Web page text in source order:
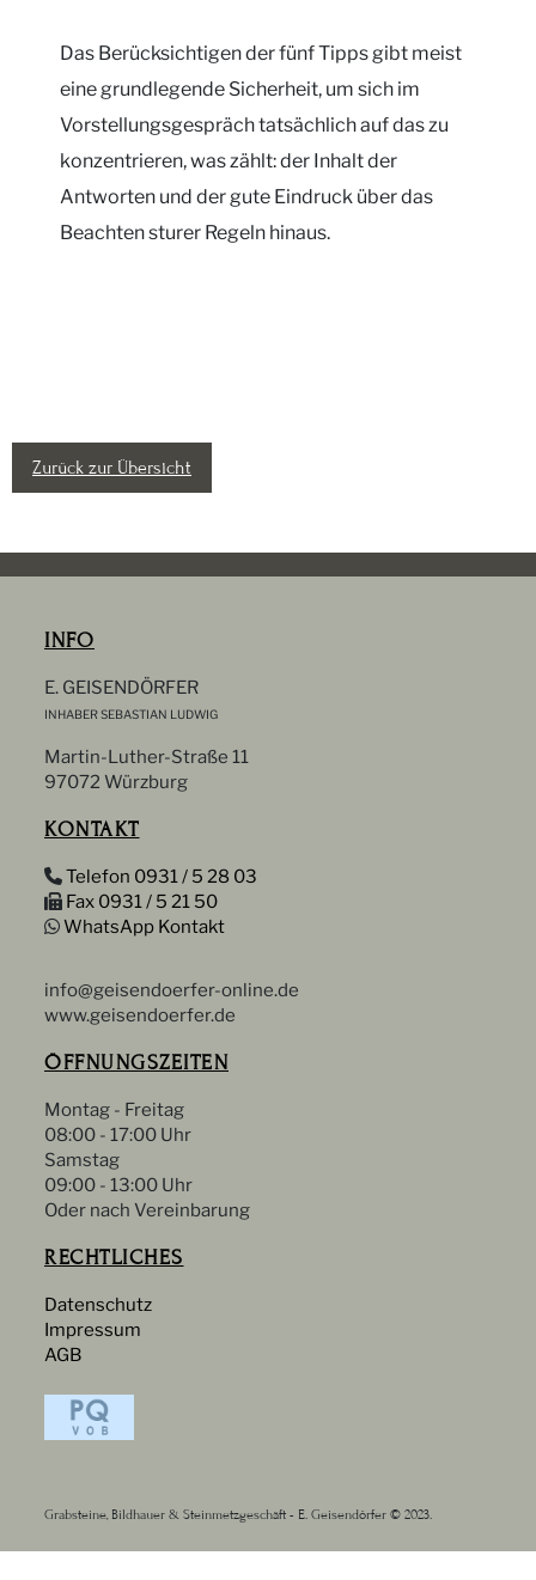
Zurück zur Übersicht
Das Berücksichtigen der fünf Tipps gibt meist
eine grundlegende Sicherheit, um sich im
Vorstellungsgespräch tatsächlich auf das zu
konzentrieren, was zählt: der Inhalt der
Antworten und der gute Eindruck über das
Beachten sturer Regeln hinaus.
INFO
E. GEISENDÖRFER
INHABER SEBASTIAN LUDWIG
Martin-Luther-Straße 11
97072 Würzburg
KONTAKT
Telefon 0931 / 5 28 03
Fax 0931 / 5 21 50
WhatsApp Kontakt
info@geisendoerfer-online.de
www.geisendoerfer.de
ÖFFNUNGSZEITEN
Montag - Freitag
08:00 - 17:00 Uhr
Samstag
09:00 - 13:00 Uhr
Oder nach Vereinbarung
RECHTLICHES
Datenschutz
Impressum
AGB
Grabsteine, Bildhauer & Steinmetzgeschäft - E. Geisendörfer © 2023.